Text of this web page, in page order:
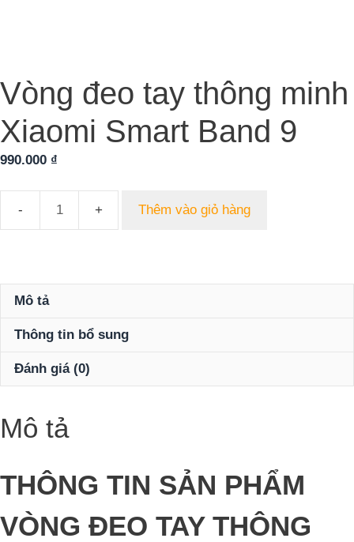
Vòng đeo tay thông minh
Xiaomi Smart Band 9
990.000 ₫
Vòng
Smart
Thêm vào giỏ hàng
Mô tả
Thông tin bổ sung
Đánh giá (0)
Mô tả
THÔNG TIN SẢN PHẨM
VÒNG ĐEO TAY THÔNG